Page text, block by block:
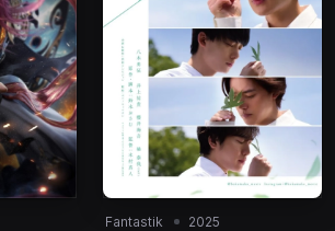
Fantastik 2025